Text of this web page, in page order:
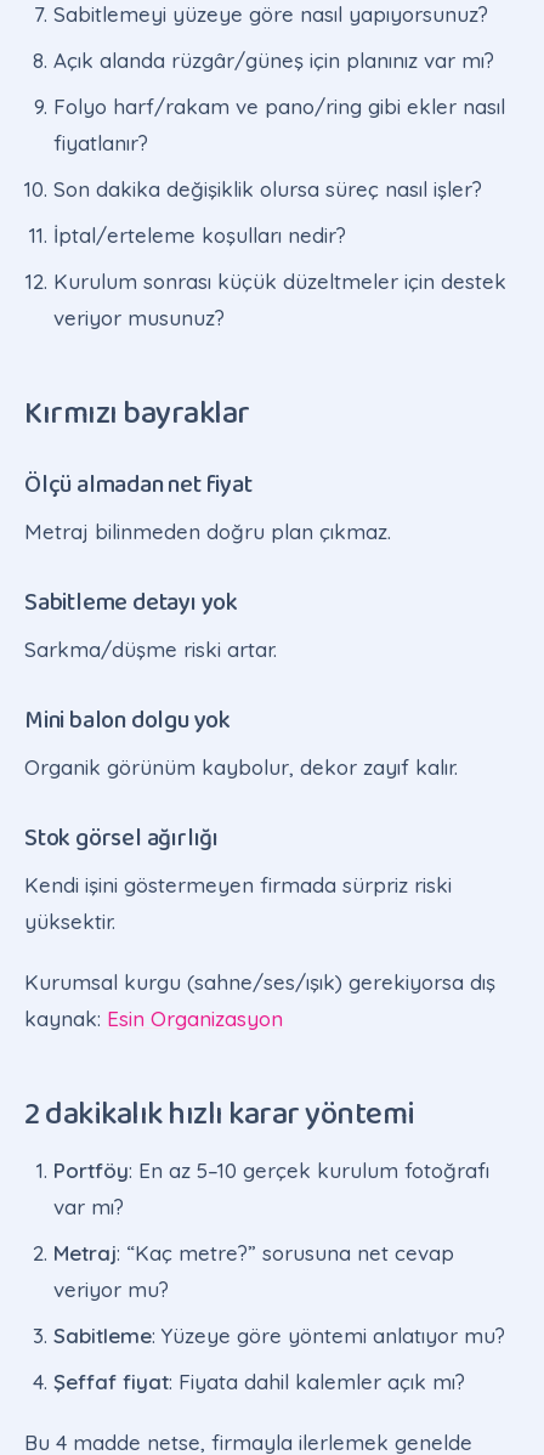
Sabitlemeyi yüzeye göre nasıl yapıyorsunuz?
Açık alanda rüzgâr/güneş için planınız var mı?
Folyo harf/rakam ve pano/ring gibi ekler nasıl
fiyatlanır?
Son dakika değişiklik olursa süreç nasıl işler?
İptal/erteleme koşulları nedir?
Kurulum sonrası küçük düzeltmeler için destek
veriyor musunuz?
Kırmızı bayraklar
Ölçü almadan net fiyat
Metraj bilinmeden doğru plan çıkmaz.
Sabitleme detayı yok
Sarkma/düşme riski artar.
Mini balon dolgu yok
Organik görünüm kaybolur, dekor zayıf kalır.
Stok görsel ağırlığı
Kendi işini göstermeyen firmada sürpriz riski
yüksektir.
Kurumsal kurgu (sahne/ses/ışık) gerekiyorsa dış
kaynak: Esin Organizasyon
2 dakikalık hızlı karar yöntemi
Portföy: En az 5–10 gerçek kurulum fotoğrafı
var mı?
Metraj: “Kaç metre?” sorusuna net cevap
veriyor mu?
Sabitleme: Yüzeye göre yöntemi anlatıyor mu?
Şeffaf fiyat: Fiyata dahil kalemler açık mı?
Bu 4 madde netse, firmayla ilerlemek genelde